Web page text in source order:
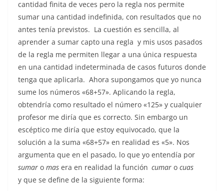
cantidad finita de veces pero la regla nos permite
sumar una cantidad indefinida, con resultados que no
antes tenía previstos. La cuestión es sencilla, al
aprender a sumar capto una regla y mis usos pasados
de la regla me permiten llegar a una única respuesta
en una cantidad indeterminada de casos futuros donde
tenga que aplicarla. Ahora supongamos que yo nunca
sume los números «68+57». Aplicando la regla,
obtendría como resultado el número «125» y cualquier
profesor me diría que es correcto. Sin embargo un
escéptico me diría que estoy equivocado, que la
solución a la suma «68+57» en realidad es «5». Nos
argumenta que en el pasado, lo que yo entendía por
sumar o mas era en realidad la función cumar o cuas
y que se define de la siguiente forma: